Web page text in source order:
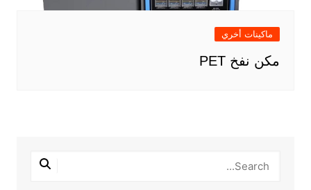
ماكينات أخري
مكن نفخ PET